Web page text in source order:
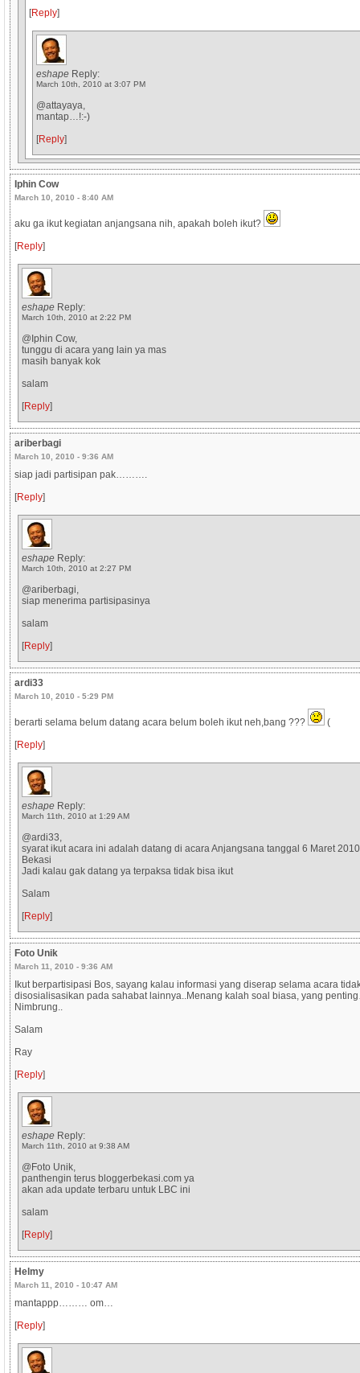
[Reply]
eshape Reply:
March 10th, 2010 at 3:07 PM
@attayaya,
mantap…!:-)
[Reply]
Iphin Cow
March 10, 2010 - 8:40 AM
aku ga ikut kegiatan anjangsana nih, apakah boleh ikut?
[Reply]
eshape Reply:
March 10th, 2010 at 2:22 PM
@Iphin Cow,
tunggu di acara yang lain ya mas
masih banyak kok
salam
[Reply]
ariberbagi
March 10, 2010 - 9:36 AM
siap jadi partisipan pak……….
[Reply]
eshape Reply:
March 10th, 2010 at 2:27 PM
@ariberbagi,
siap menerima partisipasinya
salam
[Reply]
ardi33
March 10, 2010 - 5:29 PM
berarti selama belum datang acara belum boleh ikut neh,bang ???
(
[Reply]
eshape Reply:
March 11th, 2010 at 1:29 AM
@ardi33,
syarat ikut acara ini adalah datang di acara Anjangsana tanggal 6 Maret
Bekasi
Jadi kalau gak datang ya terpaksa tidak bisa ikut
Salam
[Reply]
Foto Unik
March 11, 2010 - 9:36 AM
Ikut berpartisipasi Bos, sayang kalau informasi yang diserap selama acara
disosialisasikan pada sahabat lainnya..Menang kalah soal biasa, yang
Nimbrung..
Salam
Ray
[Reply]
eshape Reply:
March 11th, 2010 at 9:38 AM
@Foto Unik,
panthengin terus bloggerbekasi.com ya
akan ada update terbaru untuk LBC ini
salam
[Reply]
Helmy
March 11, 2010 - 10:47 AM
mantappp……… om…
[Reply]